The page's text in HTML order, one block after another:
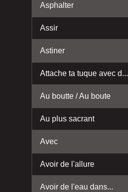
Asphalter
Assir
Astiner
Attache ta tuque avec d...
Au boutte / Au boute
Au plus sacrant
Avec
Avoir de l'allure
Avoir de l'eau dans...